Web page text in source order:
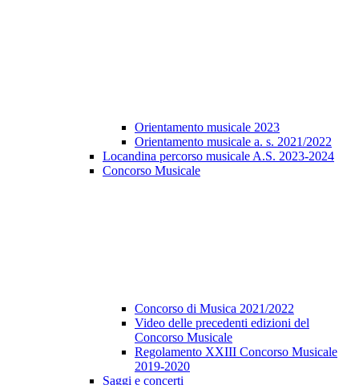
Orientamento musicale 2023
Orientamento musicale a. s. 2021/2022
Locandina percorso musicale A.S. 2023-2024
Concorso Musicale
Concorso di Musica 2021/2022
Video delle precedenti edizioni del
Concorso Musicale
Regolamento XXIII Concorso Musicale
2019-2020
Saggi e concerti